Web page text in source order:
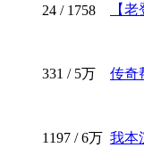
24 / 1758 【
331 / 5万 传奇
1197 /6万 我本